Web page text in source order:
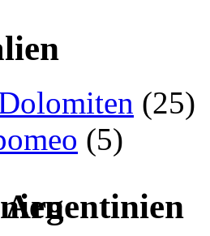
(25)
(5)